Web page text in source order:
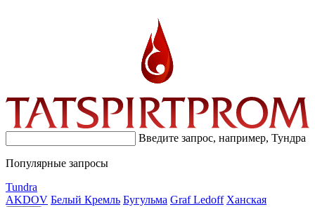
Введите запрос, например, Тундра
Популярные запросы
Tundra
AKDOV Белый Кремль Бугульма Graf Ledoff Ханская